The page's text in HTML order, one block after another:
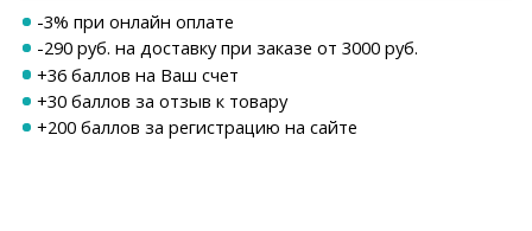
-3% при онлайн оплате
-290 руб. на доставку при заказе от 3000 руб.
+36 баллов на Ваш счет
+30 баллов за отзыв к товару
+200 баллов за регистрацию на сайте